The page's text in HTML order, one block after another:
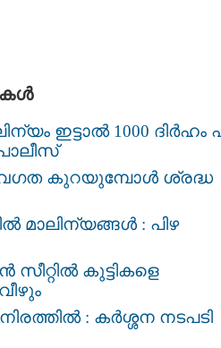
ഇട്ടാൽ 1000 ദിർഹം
കുറയുമ്പോൾ ശ്രദ്ധ
: പിഴ
കുട്ടികളെ
: കര്‍ശ്ശന നടപടി